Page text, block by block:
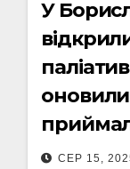
У
СЕР 15,